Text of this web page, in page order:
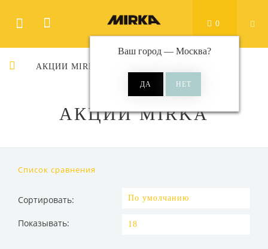
Ваш город — Москва?
0
АКЦИИ MIRKA
АКЦИИ MIRKA
Список сравнения
Сортировать:
Показывать: